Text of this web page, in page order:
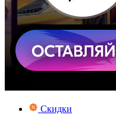
Скидки